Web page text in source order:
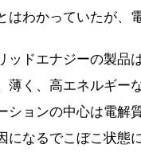
はわかっていたが、
ッドエナジーの製品は
薄く、高エネルギー
ションの中心は電解
になるでこぼこ状態